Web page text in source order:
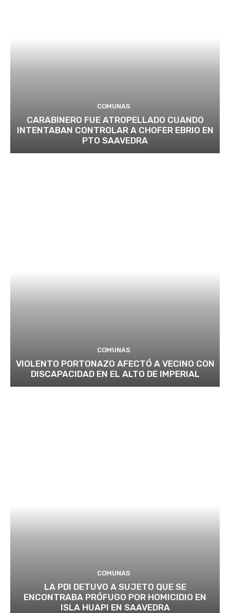
COMUNAS
CARABINERO FUE ATROPELLADO CUANDO
INTENTABAN CONTROLAR A CHOFER EBRIO EN
PTO SAAVEDRA
COMUNAS
VIOLENTO PORTONAZO AFECTÓ A VECINO CON
DISCAPACIDAD EN EL ALTO DE IMPERIAL
COMUNAS
LA PDI DETUVO A SUJETO QUE SE
ENCONTRABA PRÓFUGO POR HOMICIDIO EN
ISLA HUAPI EN SAAVEDRA